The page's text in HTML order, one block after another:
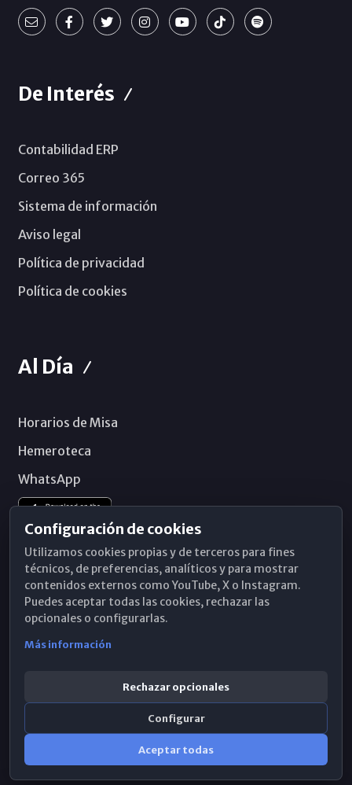
De Interés
Contabilidad ERP
Correo 365
Sistema de información
Aviso legal
Política de privacidad
Política de cookies
Al Día
Horarios de Misa
Hemeroteca
WhatsApp
Configuración de cookies
Utilizamos cookies propias y de terceros para fines
técnicos, de preferencias, analíticos y para mostrar
contenidos externos como YouTube, X o Instagram.
Puedes aceptar todas las cookies, rechazar las
opcionales o configurarlas.
Más información
Rechazar opcionales
Configurar
Aceptar todas